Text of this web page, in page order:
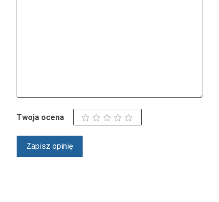
Twoja ocena